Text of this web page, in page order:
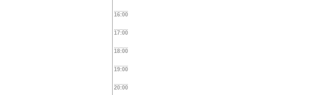
16:00
17:00
18:00
19:00
20:00